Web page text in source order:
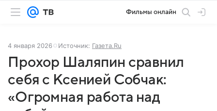
Фильмы онлайн
4 января 2026 Источник: Газета.Ru
Прохор Шаляпин сравнил
себя с Ксенией Собчак:
«Огромная работа над